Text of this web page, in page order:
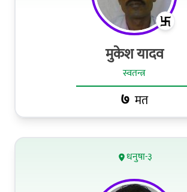
मुकेश यादव
स्वतन्त्र
७ मत
धनुषा-३